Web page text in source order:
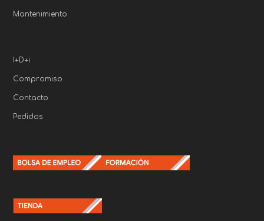
Mantenimiento
I+D+i
Compromiso
Contacto
Pedidos